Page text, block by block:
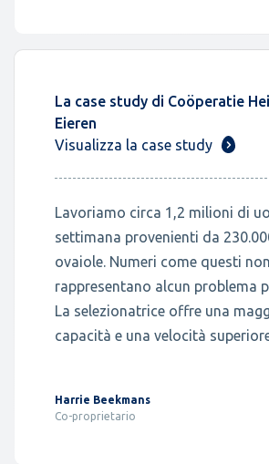
La case study di Coöperatie
Eieren
Visualizza la case study
Lavoriamo circa 1,2 milioni di
settimana provenienti da
ovaiole. Numeri come questi non
rappresentano alcun problema
La selezionatrice offre una
capacità e una velocità
Harrie Beekmans
Co-proprietario